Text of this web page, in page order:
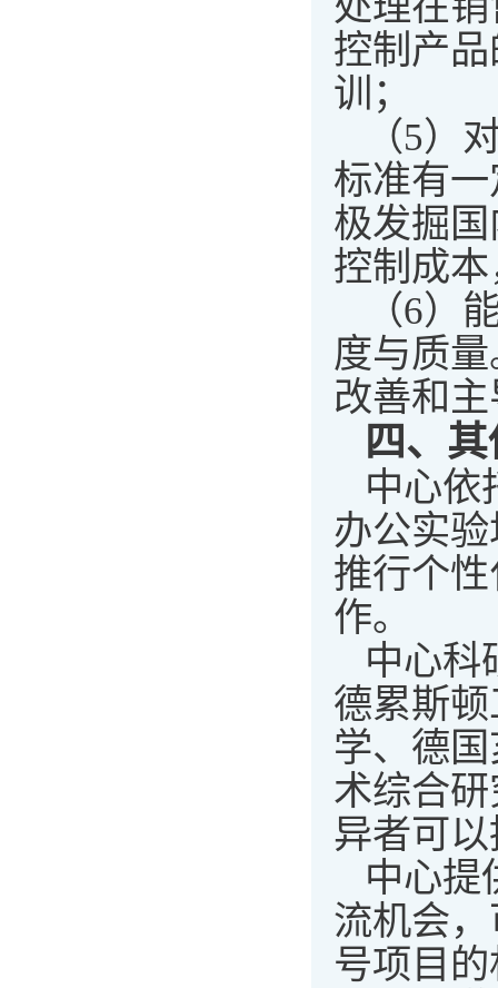
控制产
训；
（5）
标准有
极发掘
控制成
（6）
度与质
改善和
四、
中心依
办公实
推行个
作。
中心科
德累斯
学、德
术综合
异者可
中心提
流机会
号项目